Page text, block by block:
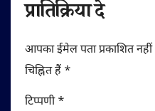
प्रातिक्रिया दे
आपका ईमेल पता प्रकाशित नहीं
चिह्नित हैं *
टिप्पणी*